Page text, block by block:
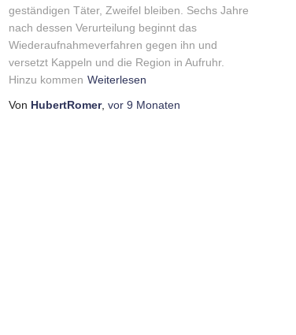
geständigen Täter, Zweifel bleiben. Sechs Jahre
nach dessen Verurteilung beginnt das
Wiederaufnahmeverfahren gegen ihn und
versetzt Kappeln und die Region in Aufruhr.
Hinzu kommen Weiterlesen
Von HubertRomer, vor 9 Monaten